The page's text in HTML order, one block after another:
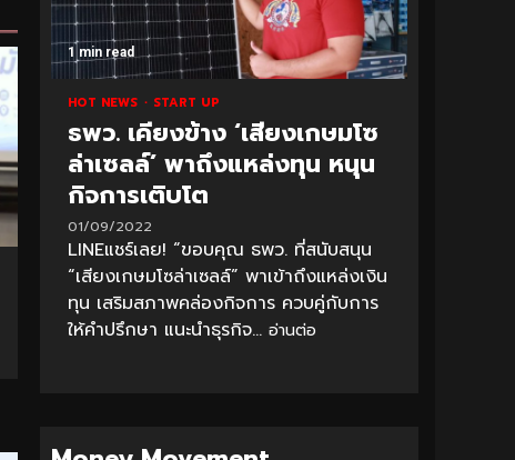
1 min read
HOT NEWS START UP
ธพว. เคียงข้าง ‘เสียงเกษมโซ
ล่าเซลล์’ พาถึงแหล่งทุน หนุน
กิจการเติบโต
01/09/2022
LINEแชร์เลย! “ขอบคุณ ธพว. ที่สนับสนุน
“เสียงเกษมโซล่าเซลล์” พาเข้าถึงแหล่งเงิน
ทุน เสริมสภาพคล่องกิจการ ควบคู่กับการ
ให้คำปรึกษา แนะนำธุรกิจ... อ่านต่อ